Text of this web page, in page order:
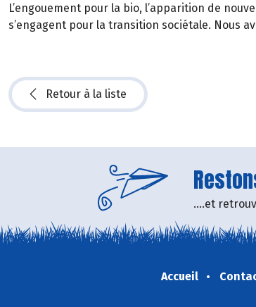
L’engouement pour la bio, l’apparition de
s’engagent pour la transition sociétale. Nous
Retour à la liste
....et
Accueil